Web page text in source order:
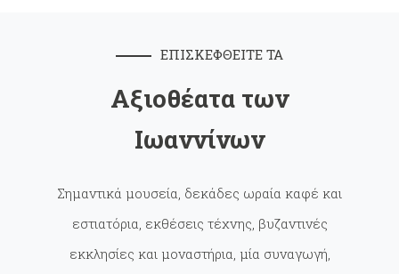
ΕΠΙΣΚΕΦΘΕΙΤΕ ΤΑ
Αξιοθέατα των
Ιωαννίνων
Σημαντικά μουσεία, δεκάδες ωραία καφέ και
εστιατόρια, εκθέσεις τέχνης, βυζαντινές
εκκλησίες και μοναστήρια, μία συναγωγή,